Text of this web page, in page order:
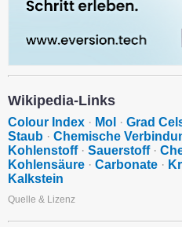
Wikipedia-Links
Colour Index · Mol · Grad
Staub · Chemische
Kohlenstoff· Sauerstoff·
Kohlensäure · Carbonate ·
Kalkstein
Quelle & Lizenz